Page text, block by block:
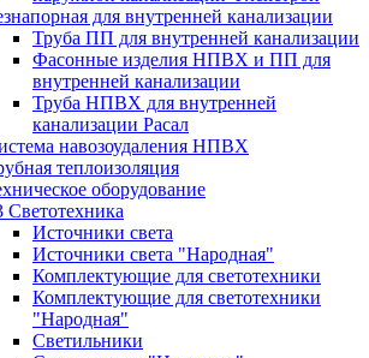
для внутренней канализации
Труба ПП для внутренней канализации
Фасонные изделия НПВХ и ПП для
внутренней канализации
Труба НПВХ для внутренней
канализации Расал
навозоудаления НПВХ
теплоизоляция
оборудование
Светотехника
Источники света
Источники света "Народная"
Комплектующие для светотехники
Комплектующие для светотехники
"Народная"
Светильники